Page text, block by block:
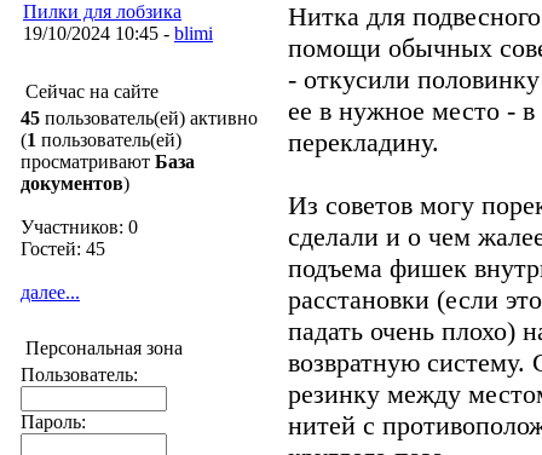
Пилки для лобзика
19/10/2024 10:45 - blimi
Сейчас на сайте
45 пользователь(ей) активно
(1 пользователь(ей)
просматривают База
документов)
Участников: 0
Гостей: 45
далее...
Персональная зона
Пользователь:
Пароль:
Нитка для
помощи обычных
- откусили
ее в нужное место -
перекладину.
Из советов могу
сделали и о чем
подъема фишек
расстановки (если
падать очень плохо)
возвратную систему.
резинку между
нитей с